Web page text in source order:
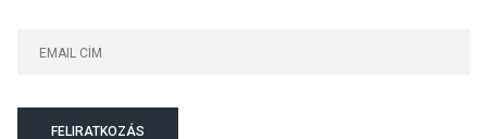
a parkolási díjak
FELIRATKOZÁS